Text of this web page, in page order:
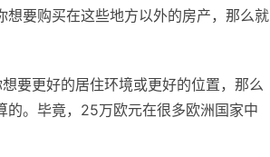
要购买在这些地方以外的房产，那么就
要更好的居住环境或更好的位置，那么
。毕竟，25万欧元在很多欧洲国家中